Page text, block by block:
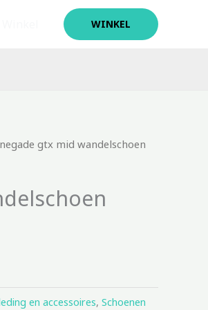
WINKEL
gtx mid wandelschoen
en accessoires, Schoenen